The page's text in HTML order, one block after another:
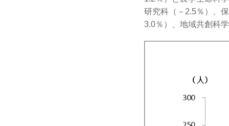
研究科（－2.5％）、
3.0％）、地域共創科